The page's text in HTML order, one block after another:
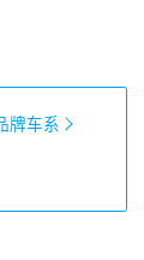
牌车系